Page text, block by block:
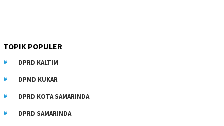
TOPIK POPULER
DPRD KALTIM
DPMD KUKAR
DPRD KOTA SAMARINDA
DPRD SAMARINDA